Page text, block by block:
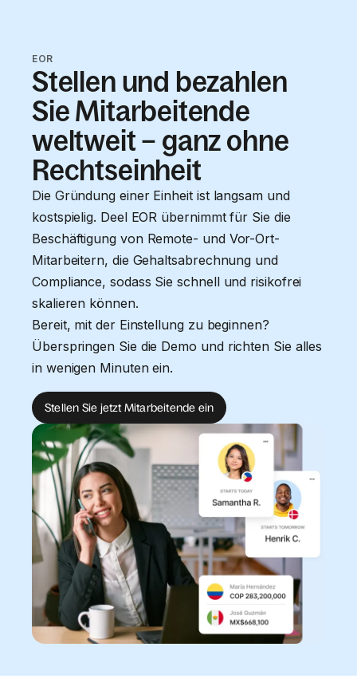
EOR
Stellen und bezahlen
Sie Mitarbeitende
weltweit – ganz ohne
Rechtseinheit
Die Gründung einer Einheit ist langsam und
kostspielig. Deel EOR übernimmt für Sie die
Beschäftigung von Remote- und Vor-Ort-
Mitarbeitern, die Gehaltsabrechnung und
Compliance, sodass Sie schnell und risikofrei
skalieren können.
Bereit, mit der Einstellung zu beginnen?
Überspringen Sie die Demo und richten Sie alles
in wenigen Minuten ein.
Stellen Sie jetzt Mitarbeitende ein